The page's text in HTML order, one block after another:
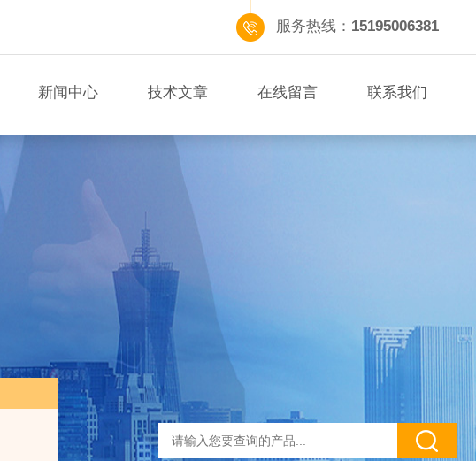
服务热线： 15195006381
新闻中心 技术文章 在线留言 联系我们